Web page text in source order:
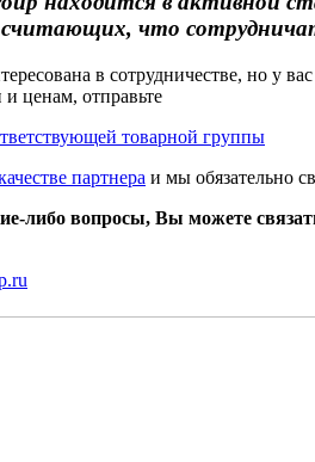
что
в сотрудничестве, но у
ценам, отправьте
товарной группы
партнера и мы обязательно
либо вопросы, Вы можете